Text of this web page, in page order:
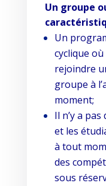
Un groupe
Un
cyclique
rejoindre
groupe à
moment;
Il n’y a
et les
à tout
des
sous